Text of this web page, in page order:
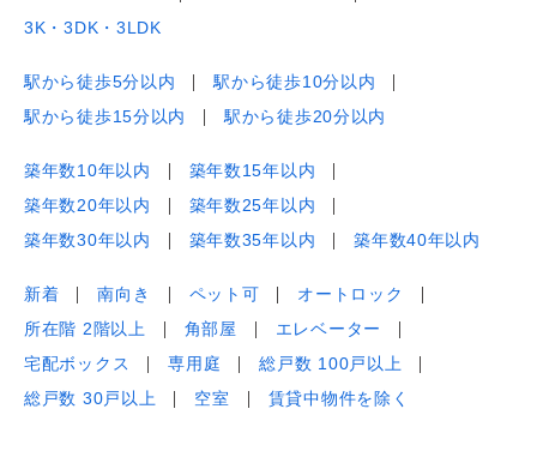
3K・3DK・3LDK
駅から徒歩5分以内
駅から徒歩10分以内
駅から徒歩15分以内
駅から徒歩20分以内
築年数10年以内
築年数15年以内
築年数20年以内
築年数25年以内
築年数30年以内
築年数35年以内 築年数40年以内
新着 南向き ペット可
オートロック
所在階 2階以上
角部屋
エレベーター
宅配ボックス
専用庭
総戸数 100戸以上
総戸数 30戸以上
空室 賃貸中物件を除く